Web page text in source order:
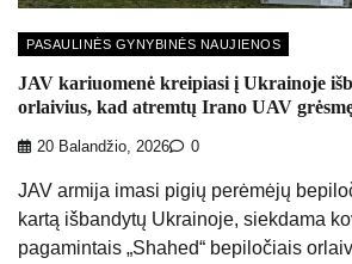
PASAULINĖS GYNYBINĖS NAUJIENOS
JAV kariuomenė kreipiasi į Ukrainoje
orlaivius, kad atremtų Irano UAV
20 Balandžio, 2026 0
JAV armija imasi pigių perėmėjų
kartą išbandytų Ukrainoje, siekdama
pagamintais „Shahed“ bepiločiais